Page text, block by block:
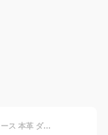
[KanshaMingMa] レザージャケット レディース 本革 ダウンジャケット ロングコート ラムレザー ライダース ジャケット トレンチジャケット 革ジャン フォックスファー アウター 中綿ジャケット もこもこ ダウンコート YNP464 (3XL, グリーン)